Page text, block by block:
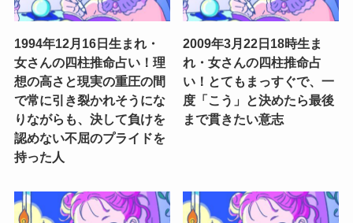
1994年12月16日生まれ・
女さんの四柱推命占い！理
想の高さと現実の重圧の間
で常に引き裂かれそうにな
りながらも、決して負けを
認めない不屈のプライドを
持った人
2009年3月22日18時生ま
れ・女さんの四柱推命占
い！とてもまっすぐで、一
度「こう」と決めたら最後
まで貫きたい意志